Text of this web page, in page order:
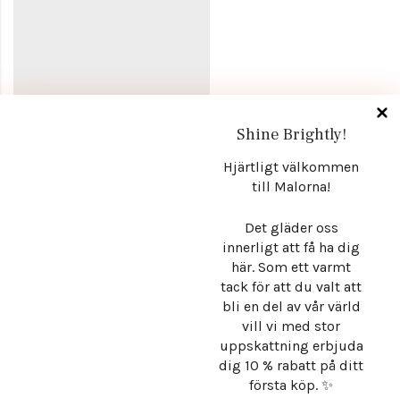
Hantera samtycke
Stråla med självklar elegans. Malorna – där exklusiva detaljer,
mjuka former och tidlös estetik möts i smycken som inte bara
Shine Brightly!
Hjärtligt välkommen
till Malorna!
Det gläder oss
innerligt att få ha dig
här. Som ett varmt
tack för att du valt att
bli en del av vår värld
vill vi med stor
uppskattning erbjuda
dig 10 % rabatt på ditt
första köp. ✨